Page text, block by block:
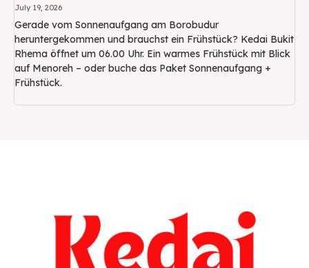
July 19, 2026
Gerade vom Sonnenaufgang am Borobudur
heruntergekommen und brauchst ein Frühstück? Kedai Bukit
Rhema öffnet um 06.00 Uhr. Ein warmes Frühstück mit Blick
auf Menoreh – oder buche das Paket Sonnenaufgang +
Frühstück.